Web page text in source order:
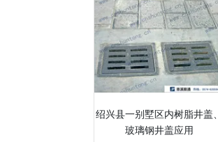
绍兴县一别墅区内树脂井盖、
玻璃钢井盖应用